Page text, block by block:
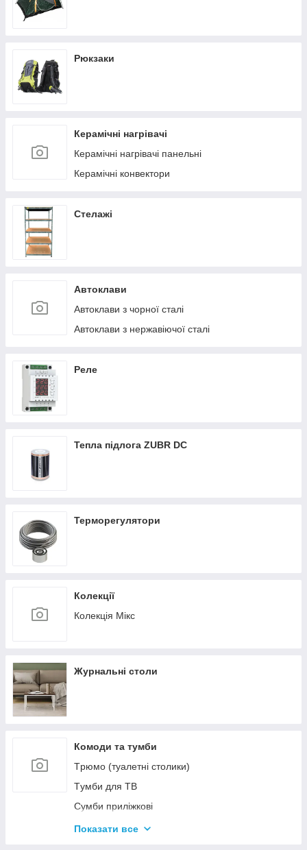
Рюкзаки
Керамічні нагрівачі
Керамічні нагрівачі панельні
Керамічні конвектори
Стелажі
Автоклави
Автоклави з чорної сталі
Автоклави з нержавіючої сталі
Реле
Тепла підлога ZUBR DC
Терморегулятори
Колекції
Колекція Мікс
Журнальні столи
Комоди та тумби
Tрюмо (туалетні столики)
Tумби для ТВ
Сумби приліжкові
Комоди
Показати все